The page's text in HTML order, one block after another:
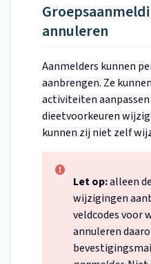
annuleren
Aanmelders kunnen
aanbrengen. Ze
activiteiten
dieetvoorkeuren
kunnen zij niet zelf
Let op:alleen
wijzigingen
veldcodes voor
annuleren